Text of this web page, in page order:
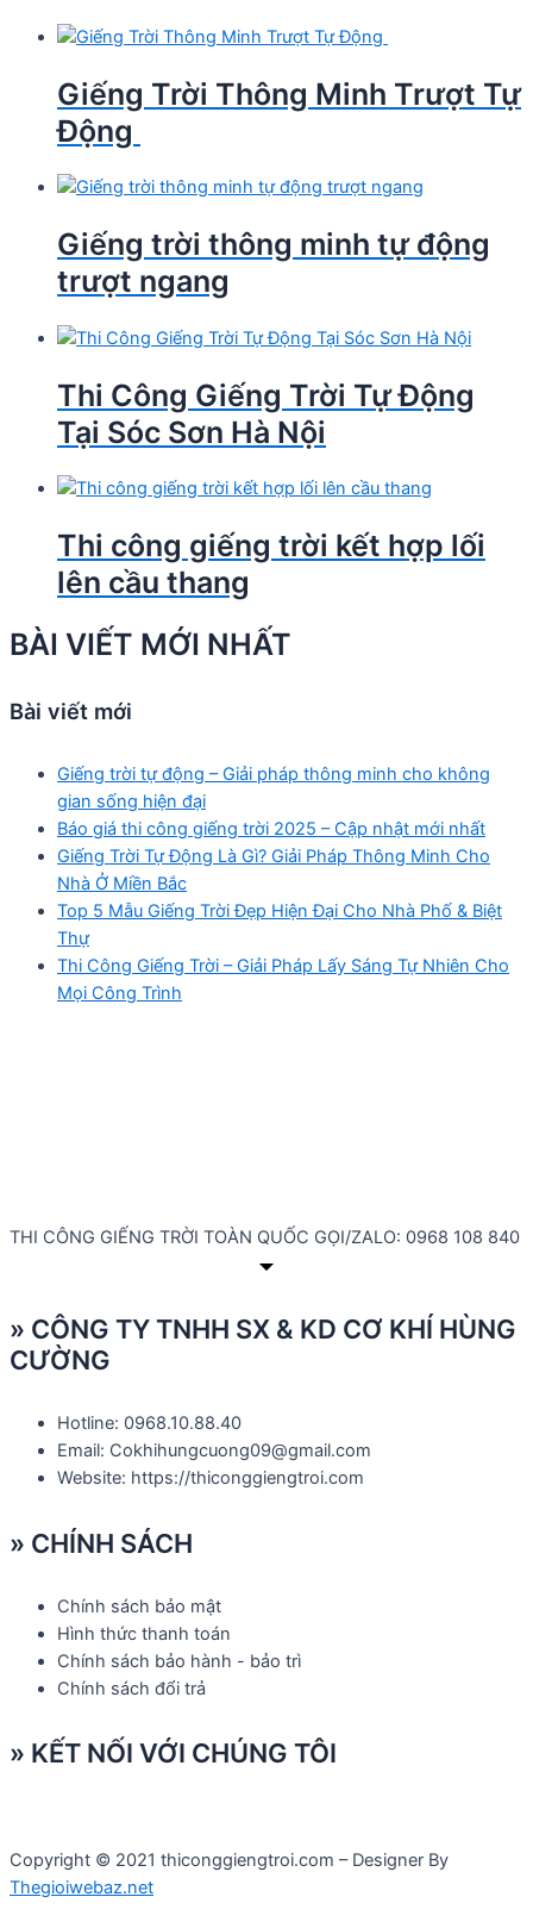
Giếng Trời Thông Minh Trượt Tự
Động
Giếng trời thông minh tự động
trượt ngang
Thi Công Giếng Trời Tự Động
Tại Sóc Sơn Hà Nội
Thi công giếng trời kết hợp lối
lên cầu thang
BÀI VIẾT MỚI NHẤT
Bài viết mới
Giếng trời tự động – Giải pháp thông minh cho không
gian sống hiện đại
Báo giá thi công giếng trời 2025 – Cập nhật mới nhất
Giếng Trời Tự Động Là Gì? Giải Pháp Thông Minh Cho
Nhà Ở Miền Bắc
Top 5 Mẫu Giếng Trời Đẹp Hiện Đại Cho Nhà Phố & Biệt
Thự
Thi Công Giếng Trời – Giải Pháp Lấy Sáng Tự Nhiên Cho
Mọi Công Trình
THI CÔNG GIẾNG TRỜI TOÀN QUỐC GỌI/ZALO: 0968 108 840
» CÔNG TY TNHH SX & KD CƠ KHÍ HÙNG
CƯỜNG
Hotline: 0968.10.88.40
Email: Cokhihungcuong09@gmail.com
Website: https://thiconggiengtroi.com
» CHÍNH SÁCH
Chính sách bảo mật
Hình thức thanh toán
Chính sách bảo hành - bảo trì
Chính sách đổi trả
» KẾT NỐI VỚI CHÚNG TÔI
Copyright © 2021 thiconggiengtroi.com – Designer By
Thegioiwebaz.net